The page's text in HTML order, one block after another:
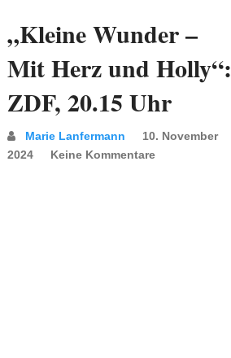
„Kleine Wunder –
Mit Herz und Holly“:
ZDF, 20.15 Uhr
Marie Lanfermann
10. November
2024
Keine Kommentare